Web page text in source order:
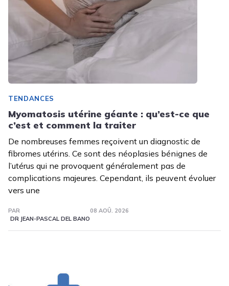
TENDANCES
Myomatosis utérine géante : qu’est-ce que
c’est et comment la traiter
De nombreuses femmes reçoivent un diagnostic de
fibromes utérins. Ce sont des néoplasies bénignes de
l’utérus qui ne provoquent généralement pas de
complications majeures. Cependant, ils peuvent évoluer
vers une
PAR
DR JEAN-PASCAL DEL BANO
08 AOÛ. 2026